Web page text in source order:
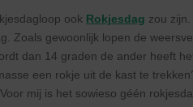
ook Rokjesdag zou
Zoals gewoonlijk lopen de
dan 14 graden de ander heeft
een rokje uit de kast te
mij is het sowieso géén